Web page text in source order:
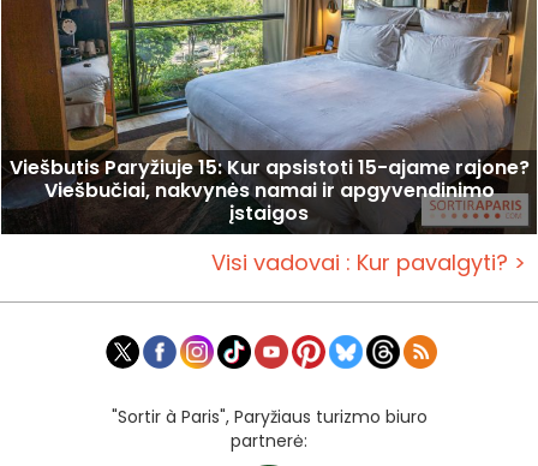
Viešbutis Paryžiuje 15: Kur apsistoti 15-ajame rajone?
Viešbučiai, nakvynės namai ir apgyvendinimo
įstaigos
Visi vadovai : Kur pavalgyti? >
"Sortir à Paris", Paryžiaus turizmo biuro
partnerė: